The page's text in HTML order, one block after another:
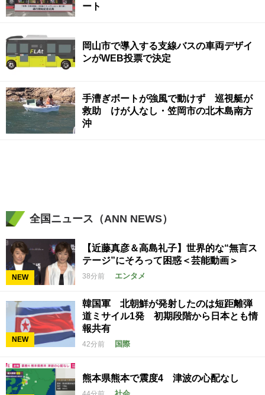
ート
岡山市で導入する支線バスの車両デザイ
ンがWEB投票で決定
手漕ぎボートが強風で動けず 巡視艇が
救助 けが人なし・笠岡市の北木島南方
沖
全国ニュース（ANN NEWS）
NEW
【近藤真彦＆高島礼子】世界的な“無言ス
テージ”にそろって困惑＜芸能動画＞
38分前 エンタメ
NEW
韓国軍 北朝鮮が発射したのは短距離弾
道ミサイル1発 初期段階から日本とも情
報共有
42分前 国際
熊本県熊本で震度4 津波の心配なし